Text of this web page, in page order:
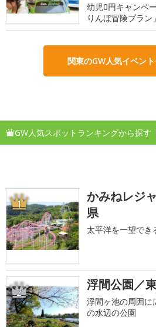
幼児0円キャンペ
りんぼ冒険プラン
関東のGW人気イベン
GW人気スポットランキングから探す
1
かみねレジ
県
太平洋を一望でき
2 浮間公園／
浮間ヶ池の周囲に
の水辺の公園